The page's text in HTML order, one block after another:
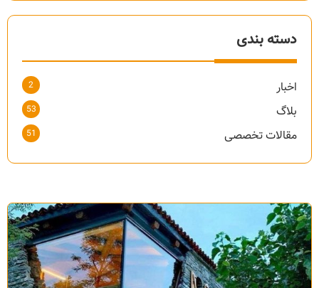
دسته بندی
اخبار 2
بلاگ 53
مقالات تخصصی 51